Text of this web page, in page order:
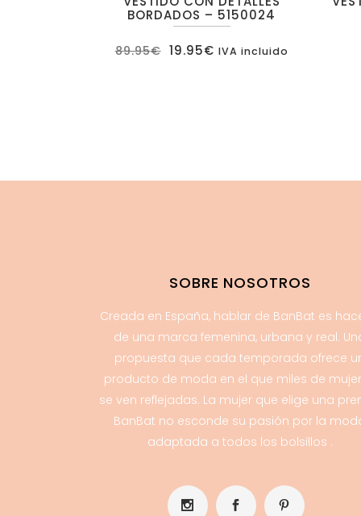
BORDADOS – 5150024
89.95€ El
precio
19.95€El
precio
IVA incluido
SOBRE NOSOTROS
Creada en España, hablar de BanBat es
de una marca femenina, urbana y real.
propuesta que cada temporada ofrece
producto de moda en el que miles de
se ven reflejadas. La mujer que elige una
BanBat no esconde su pasión por la
adaptada a todos los bolsillos .